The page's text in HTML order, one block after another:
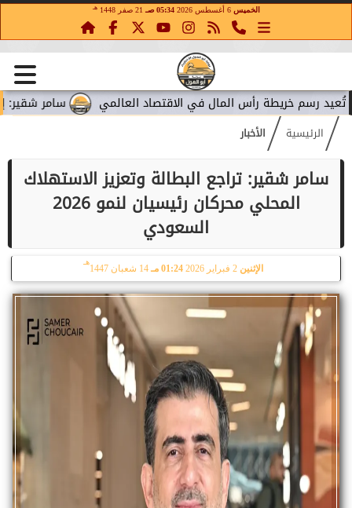
الخميس 6 أغسطس 2026 05:34 صـ 21 صفر 1448 هـ
سامر شقير: إنفاق خريطة رأس المال في الاقتصاد العالمي
الرئيسية الأخبار
سامر شقير: تراجع البطالة وتعزيز الاستهلاك
المحلي محركان رئيسيان لنمو 2026
السعودي
الإثنين 2 فبراير 2026 01:24 مـ 14 شعبان 1447
هـ